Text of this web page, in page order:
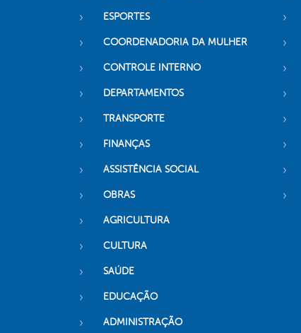
ESPORTES
COORDENADORIA DA MULHER
CONTROLE INTERNO
DEPARTAMENTOS
TRANSPORTE
FINANÇAS
ASSISTÊNCIA SOCIAL
OBRAS
AGRICULTURA
CULTURA
SAÚDE
EDUCAÇÃO
ADMINISTRAÇÃO